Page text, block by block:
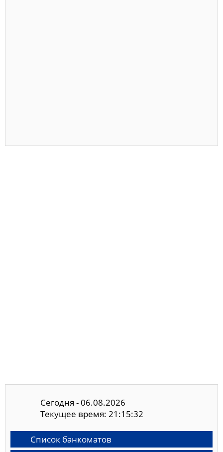
Сегодня - 06.08.2026
Текущее время: 21:15:32
Список банкоматов